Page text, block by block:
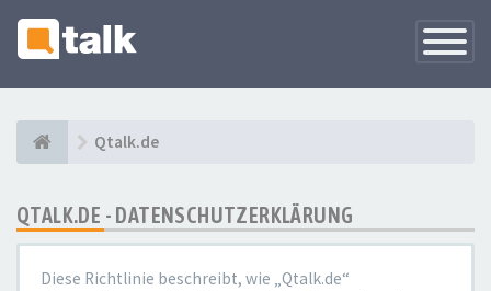
Qtalk.de
QTALK.DE - DATENSCHUTZERKLÄRUNG
Diese Richtlinie beschreibt, wie „Qtalk.de“